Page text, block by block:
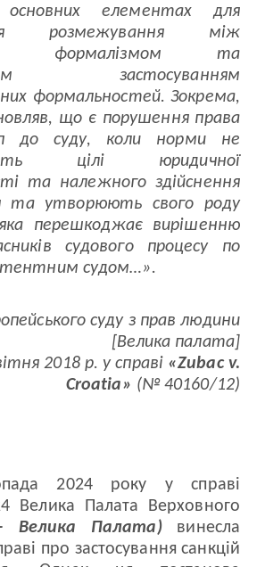
елементах для
розмежування між
формалізмом та
застосуванням
формальностей. Зокрема,
що є порушення права
до суду, коли норми не
цілі юридичної
та належного здійснення
та утворюють свого роду
перешкоджає вирішенню
судового процесу по
судом…».
суду з прав людини
[Велика палата]
2018 р. у справі «Zubac v.
Croatia» (№ 40160/12)
2024 року у справі
Палата Верховного
Велика Палата)винесла
про застосування санкцій